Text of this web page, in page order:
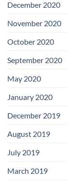
December 2020
November 2020
October 2020
September 2020
May 2020
January 2020
December 2019
August 2019
July 2019
March 2019